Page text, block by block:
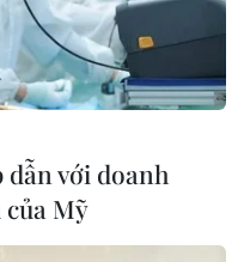
dẫn với doanh
Mỹ